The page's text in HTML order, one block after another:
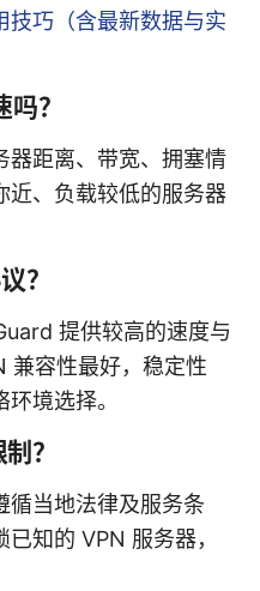
技巧（含最新数据与实
？
器距离、带宽、拥塞情
近、负载较低的服务器
？
提供较高的速度与
兼容性最好，稳定性
境选择。
？
循当地法律及服务条
知的 VPN 服务器，